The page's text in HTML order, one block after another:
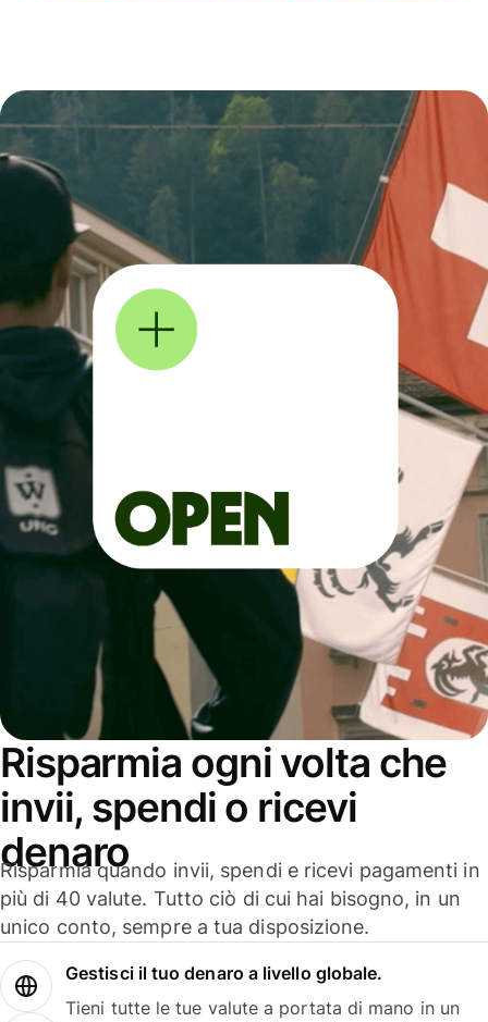
Risparmia ogni volta che
invii, spendi o ricevi
denaro
Risparmia quando invii, spendi e ricevi pagamenti in
più di 40 valute. Tutto ciò di cui hai bisogno, in un
unico conto, sempre a tua disposizione.
Gestisci il tuo denaro a livello globale.
Tieni tutte le tue valute a portata di mano in un